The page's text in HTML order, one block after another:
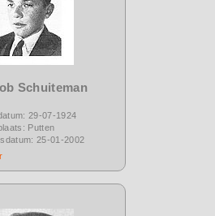
Schuiteman
29-07-1924
Putten
25-01-2002